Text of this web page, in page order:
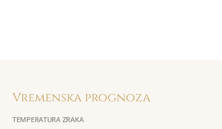
Vremenska prognoza
TEMPERATURA ZRAKA